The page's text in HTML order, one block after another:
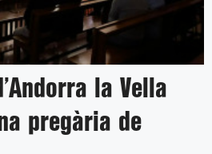
la Vella
pregària de